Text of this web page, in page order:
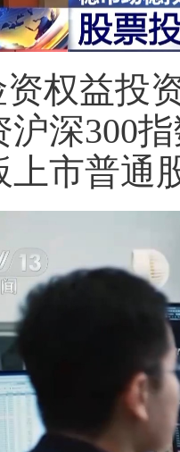
资权益投
沪深300
市普通